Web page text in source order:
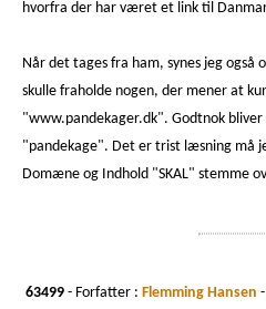
hvorfra der har været et link til
Når det tages fra ham, synes jeg
skulle fraholde nogen, der mener at
"www.pandekager.dk". Godtnok
"pandekage". Det er trist læsning må
Domæne og Indhold "SKAL" stemme
63499 - Forfatter : Flemming Hansen